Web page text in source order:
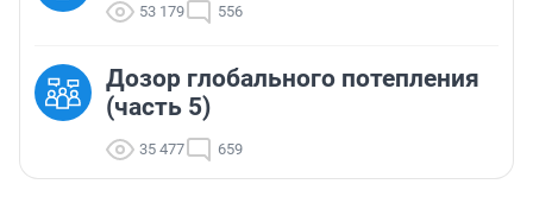
53 179 556
Дозор глобального потепления
(часть 5)
35 477 659